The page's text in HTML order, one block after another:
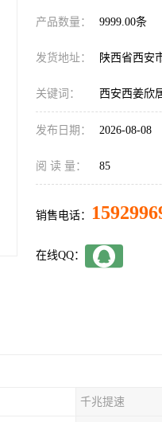
产品数量： 9999.00条
发货地址： 陕西省西安
关键词： 西安西姜欣
发布日期： 2026-08-08
阅 读 量： 85
销售电话：
在线QQ：
千兆提速